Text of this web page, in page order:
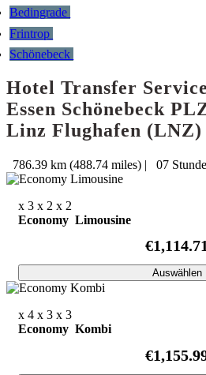
Bedingrade
Frintrop
Schönebeck
Hotel Transfer
Essen Schönebeck
Linz Flughafen (LNZ)
786.39 km (488.74 miles) | 07
x 3 x 2 x 2
Economy Limousine
Auswählen
x 4 x 3 x 3
Economy Kombi